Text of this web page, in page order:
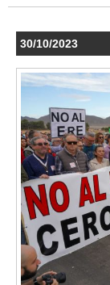
30/10/2023